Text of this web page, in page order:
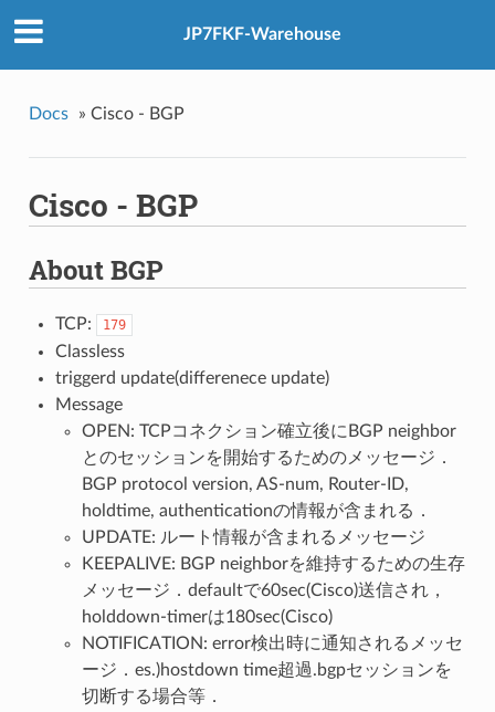
JP7FKF-Warehouse
Docs » Cisco - BGP
Cisco - BGP
About BGP
TCP: 179
Classless
triggerd update(differenece update)
Message
OPEN: TCPコネクション確立後にBGP neighbor
とのセッションを開始するためのメッセージ．
BGP protocol version, AS-num, Router-ID,
holdtime, authenticationの情報が含まれる．
UPDATE: ルート情報が含まれるメッセージ
KEEPALIVE: BGP neighborを維持するための生存
メッセージ．defaultで60sec(Cisco)送信され，
holddown-timerは180sec(Cisco)
NOTIFICATION: error検出時に通知されるメッセ
ージ．es.)hostdown time超過.bgpセッションを
切断する場合等．